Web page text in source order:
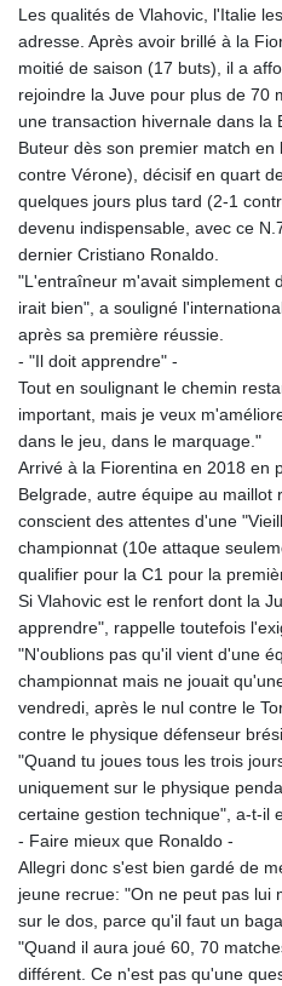
ILS
IRR
ISK
LBP
LTL
LVL
Les qualités de Vlahovic, l'Italie
adresse. Après avoir brillé à la
moitié de saison (17 buts), il a
rejoindre la Juve pour plus de 70
une transaction hivernale dans la
Buteur dès son premier match
contre Vérone), décisif en quart
quelques jours plus tard (2-1
devenu indispensable, avec ce
dernier Cristiano Ronaldo.
"L'entraîneur m'avait simplement
irait bien", a souligné
après sa première réussie.
- "Il doit apprendre" -
Tout en soulignant le chemin
important, mais je veux
dans le jeu, dans le marquage."
Arrivé à la Fiorentina en 2018 en
Belgrade, autre équipe au maillot
conscient des attentes d'une
championnat (10e attaque
qualifier pour la C1 pour la
Si Vlahovic est le renfort dont la
apprendre", rappelle toutefois
"N'oublions pas qu'il vient d'une
championnat mais ne jouait
vendredi, après le nul contre le
contre le physique défenseur
"Quand tu joues tous les trois
uniquement sur le physique
certaine gestion technique", a-t-il
- Faire mieux que Ronaldo -
Allegri donc s'est bien gardé de
jeune recrue: "On ne peut pas lui
sur le dos, parce qu'il faut un
"Quand il aura joué 60, 70
différent. Ce n'est pas qu'une